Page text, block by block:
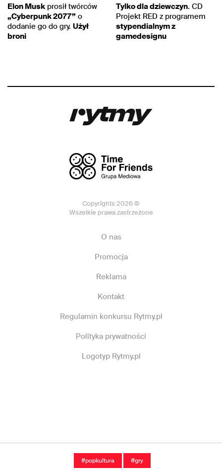
#popkultura #gry
Elon Musk prosił twórców
„Cyberpunk 2077” o
dodanie go do gry. Użył
broni
Tylko dla dziewczyn. CD
Projekt RED z programem
stypendialnym z
gamedesignu
Copyrights 2026 ©
Wszelkie prawa zastrzeżone
O nas
Promocja
Reklama
Kontakt
Regulamin konkursu Rytmy.pl
Polityka prywatności
Logotyp Rytmy.pl